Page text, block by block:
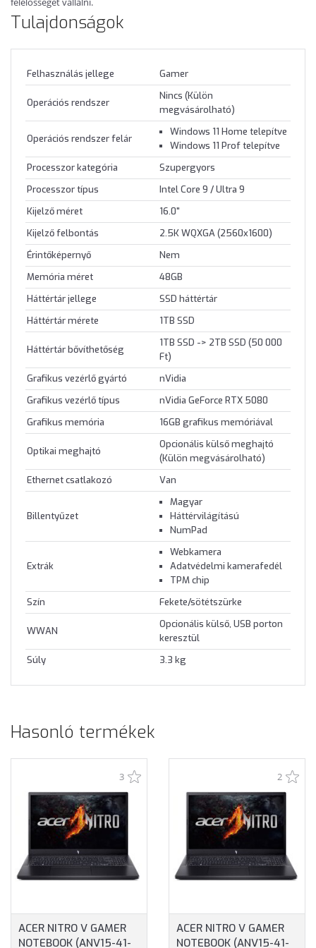
Tulajdonságok
Felhasználás jellege Gamer
Operációs rendszer
Nincs (Külön
megvásárolható)
Operációs rendszer felár
Windows 11 Home telepítve
Windows 11 Prof telepítve
Processzor kategória
Szupergyors
Processzor típus
Intel Core 9 / Ultra 9
Kijelző méret
16.0"
Kijelző felbontás
2.5K WQXGA (2560x1600)
Érintőképernyő
Nem
Memória méret
48GB
Háttértár jellege
SSD háttértár
Háttértár mérete
1TB SSD
Háttértár bővíthetőség
1TB SSD -> 2TB SSD (50 000
Ft)
Grafikus vezérlő gyártó
nVidia
Grafikus vezérlő típus
nVidia GeForce RTX 5080
Grafikus memória
16GB grafikus memóriával
Optikai meghajtó
Opcionális külső meghajtó
(Külön megvásárolható)
Ethernet csatlakozó
Van
Billentyűzet
Magyar
Háttérvilágítású
NumPad
Extrák
Webkamera
Adatvédelmi kamerafedél
TPM chip
Szín
Fekete/sötétszürke
WWAN
Opcionális külső, USB porton
keresztül
Súly
3.3 kg
Hasonló termékek
3
ACER NITRO V GAMER
NOTEBOOK (ANV15-41-
2
ACER NITRO V GAMER
NOTEBOOK (ANV15-41-